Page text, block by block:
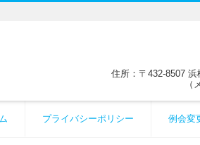
住所：〒432-8507
プライバシーポリシー 例会変